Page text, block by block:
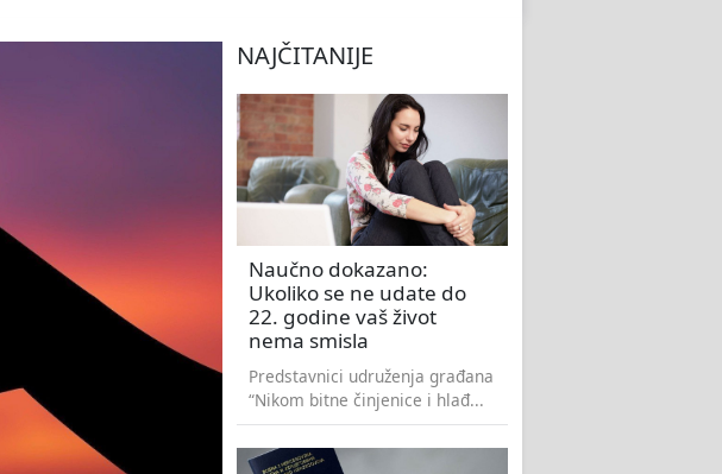
NAJČITANIJE
Naučno dokazano:
Ukoliko se ne udate do
22. godine vaš život
nema smisla
Predstavnici udruženja građana
“Nikom bitne činjenice i hlađ...